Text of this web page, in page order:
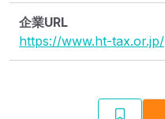
企業URL
https://www.ht-tax.or.jp/